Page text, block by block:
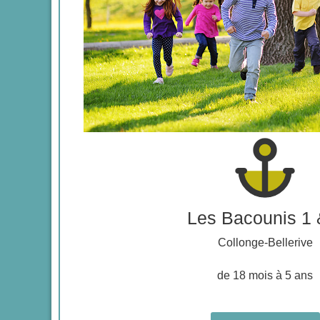
Les Bacounis 1
Collonge-Bellerive
de 18 mois à 5 ans